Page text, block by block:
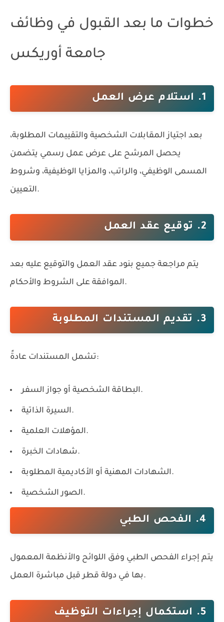
خطوات ما بعد القبول في وظائف
جامعة أوريكس
1. استلام عرض العمل
بعد اجتياز المقابلات الشخصية والتقييمات المطلوبة،
يحصل المرشح على عرض عمل رسمي يتضمن
المسمى الوظيفي، والراتب، والمزايا الوظيفية، وشروط
التعيين.
2. توقيع عقد العمل
يتم مراجعة جميع بنود عقد العمل والتوقيع عليه بعد
الموافقة على الشروط والأحكام.
3. تقديم المستندات المطلوبة
تشمل المستندات عادةً:
البطاقة الشخصية أو جواز السفر.
السيرة الذاتية.
المؤهلات العلمية.
شهادات الخبرة.
الشهادات المهنية أو الأكاديمية المطلوبة.
الصور الشخصية.
4. الفحص الطبي
يتم إجراء الفحص الطبي وفق اللوائح والأنظمة المعمول
بها في دولة قطر قبل مباشرة العمل.
5. استكمال إجراءات التوظيف